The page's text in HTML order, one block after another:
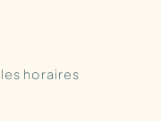
horaires